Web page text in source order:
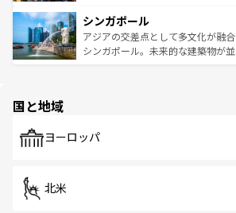
参照してほしい。
激する。気候は一年中温暖で、どの
が待っている。親しみやすいタイ
た文化、そして多様な観光資源が
み、どこを訪れても感動するはず。
ており、効率よく見どころを回れ
うな絶景から文化的な体験まで、
シンガポール
アジアの交差点として多文化が融
シンガポール。未来的な建築物が
で、ホーカーズは地元の風情を楽し
国と地域
ヨーロッパ
北米